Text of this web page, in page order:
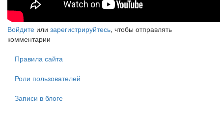
Войдите или зарегистрируйтесь, чтобы отправлять
комментарии
Правила сайта
Роли пользователей
Записи в блоге